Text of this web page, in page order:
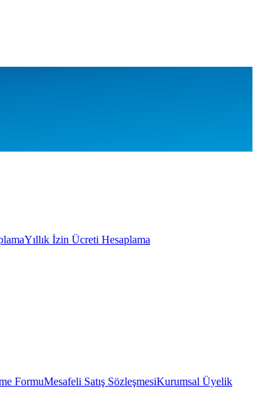
Yıllık İzin Ücreti Hesaplama
FormuMesafeli Satış SözleşmesiKurumsal Üyelik